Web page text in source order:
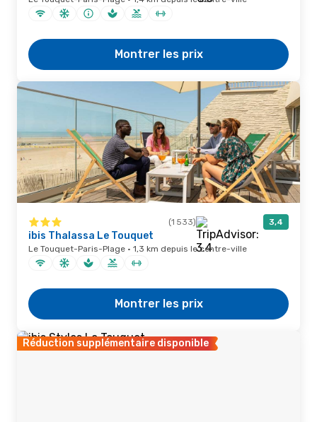
Montrer les prix
(1 533) 3,4
ibis Thalassa Le Touquet
Le Touquet-Paris-Plage · 1,3 km depuis le centre-ville
Montrer les prix
Réduction supplémentaire disponible